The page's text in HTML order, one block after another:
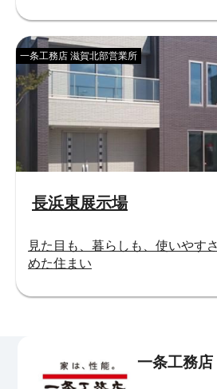
長浜東展示場
一条工務店 滋賀北部営業所
見た目も、暮らしも、使いやす
めた住まい
一条工務